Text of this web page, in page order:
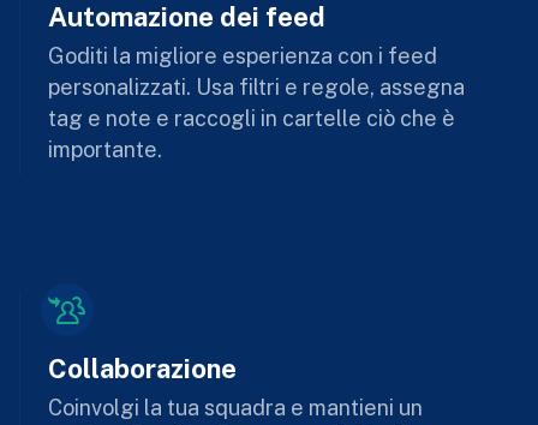
Automazione dei feed
Goditi la migliore esperienza con i feed
personalizzati. Usa filtri e regole, assegna
tag e note e raccogli in cartelle ciò che è
importante.
Collaborazione
Coinvolgi la tua squadra e mantieni un